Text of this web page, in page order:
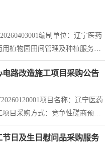
国家安全部官方微信公众号、
识，答题更轻松，中奖更有把
高...
编制单位：辽宁医药
植物园田间管理及种植服务项
学院2026年药用植物园田间管
商应在（辽宁医药职业学院）
点30分（北京时间）前提交响应
项目名称：辽
间管...
路改造施工项目采购公告
项目名称：辽宁医药
目采购方式：竞争性磋商预算
民币96,807.98元采购需求：辽
施工项目，具体详见工程量清
日及生日慰问品采购服务